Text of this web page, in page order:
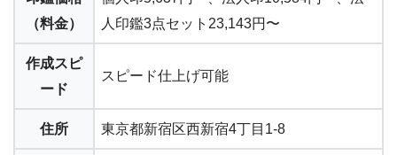
（料金）
人印鑑3点セット23,143円〜
作成スピ
ード
スピード仕上げ可能
住所 東京都新宿区西新宿4丁目1-8